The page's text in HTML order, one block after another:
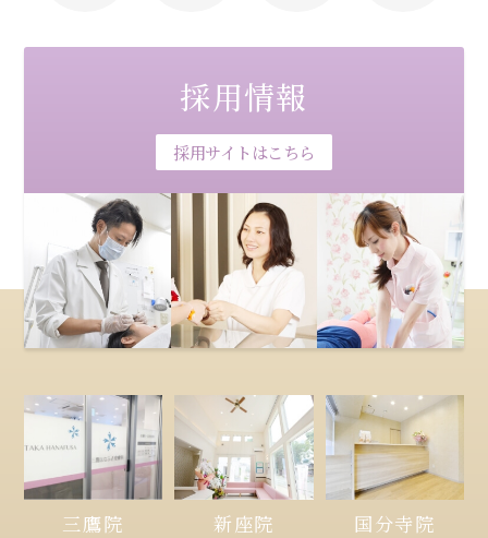
採用情報
採用サイトはこちら
三鷹院 新座院 国分寺院